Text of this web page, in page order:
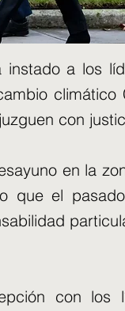
a los
climático
con
en la
que el
con los